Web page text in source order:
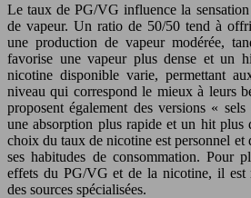
Le taux de PG/VG influence la
de vapeur. Un ratio de 50/50 tend à
une production de vapeur modérée,
favorise une vapeur plus dense et un
nicotine disponible varie, permettant
niveau qui correspond le mieux à leurs
proposent également des versions «
une absorption plus rapide et un hit
choix du taux de nicotine est personnel
ses habitudes de consommation. Pour
effets du PG/VG et de la nicotine, il est
des sources spécialisées.